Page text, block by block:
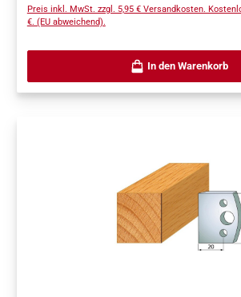
Preis inkl. MwSt. zzgl. 5,95 € Versandkosten.
€. (EU abweichend).
In den Warenkorb